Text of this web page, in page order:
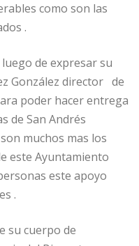
como son las
.
de expresar su
González director de
poder hacer entrega
de San Andrés
muchos mas los
este Ayuntamiento
este apoyo
.
su cuerpo de